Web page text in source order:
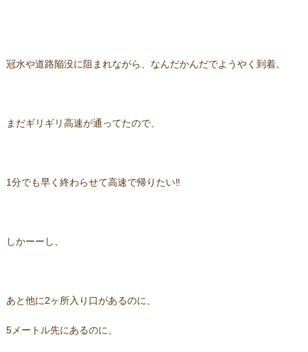
冠水や道路陥没に阻まれながら、なんだかんだでようやく到着。
まだギリギリ高速が通ってたので、
1分でも早く終わらせて高速で帰りたい‼
しかーーし、
あと他に2ヶ所入り口があるのに、
5メートル先にあるのに、